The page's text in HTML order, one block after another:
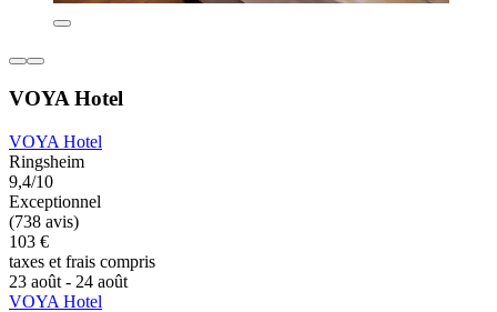
VOYA Hotel
VOYA Hotel
Ringsheim
9,4/10
Exceptionnel
(738 avis)
103 €
taxes et frais compris
23 août - 24 août
VOYA Hotel